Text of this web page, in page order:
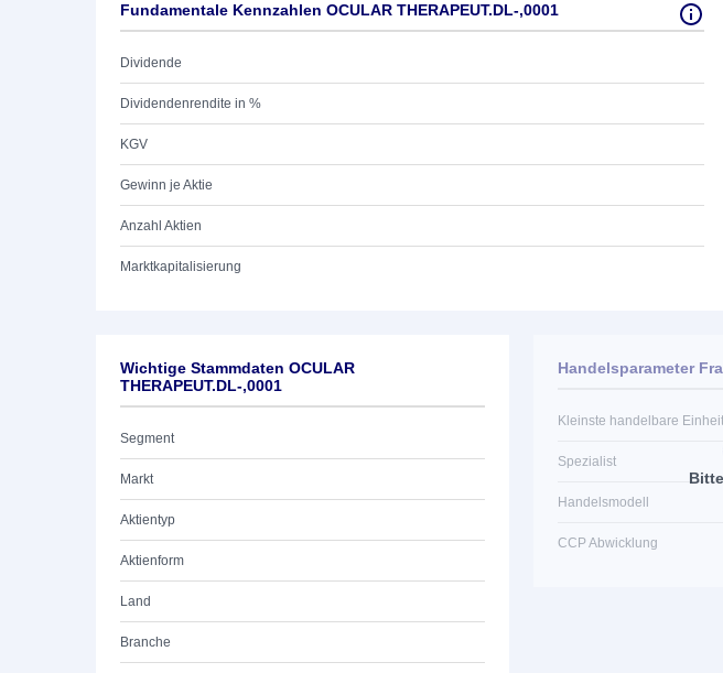
Fundamentale Kennzahlen OCULAR THERAPEUT.DL-,0001
Dividende
Dividendenrendite in %
KGV
Gewinn je Aktie
Anzahl Aktien
Marktkapitalisierung
Wichtige Stammdaten OCULAR
THERAPEUT.DL-,0001
Segment
Markt
Aktientyp
Aktienform
Land
Branche
Handelsparameter
Kleinste handelbare Einheit
Spezialist
Handelsmodell
CCP Abwicklung